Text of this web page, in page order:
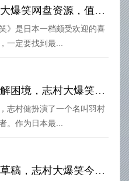
最强志村大爆笑网盘资源，值得收藏
》是日本一档颇受欢迎的喜
一定要找到最...
用幽默化解困境，志村大爆笑274期集体“出力”
志村健扮演了一个名叫羽村
。作为日本最...
好笑不打草稿，志村大爆笑今日子版